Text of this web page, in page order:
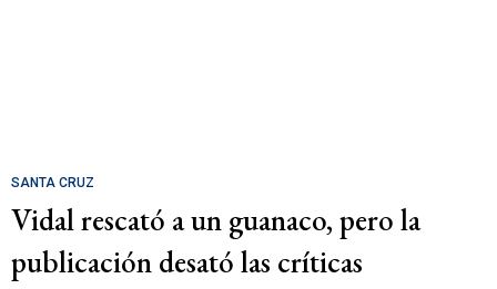
SANTA CRUZ
Vidal rescató a un guanaco, pero la
publicación desató las críticas